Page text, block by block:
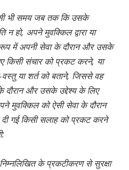
भी समय जब तक कि उसके
न हो, अपने मुवक्किल द्वारा या
में अपनी सेवा के दौरान और उसके
किसी संचार को प्रकट करने, या
या शर्त को बताने, जिससे वह
दौरान और उसके उद्देश्य के लिए
मुवक्किल को ऐसी सेवा के दौरान
गई किसी सलाह को प्रकट करने
के प्रकटीकरण से सुरक्षा